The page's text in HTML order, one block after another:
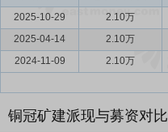
2025-10-29 2.10万
2025-04-14
2.10万
2024-11-09
2.10万
铜冠矿建派现与募资对比